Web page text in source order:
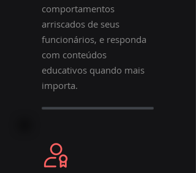
comportamentos
arriscados de seus
funcionários, e responda
com conteúdos
educativos quando mais
importa.